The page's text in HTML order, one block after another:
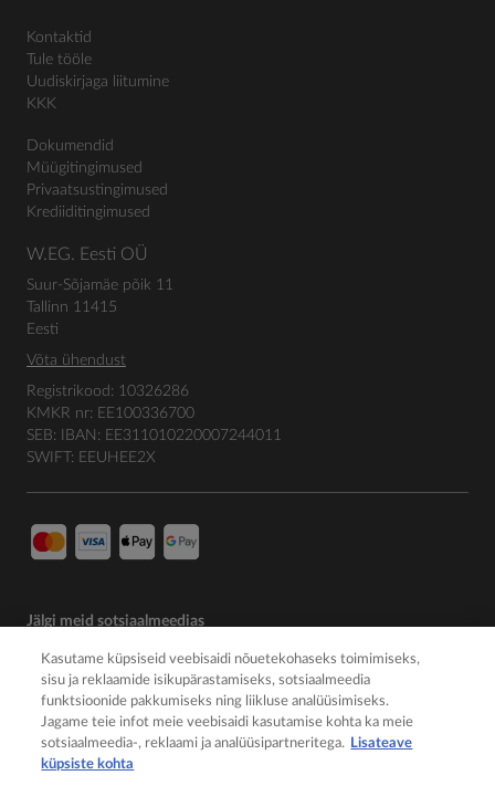
Kontaktid
Tule tööle
Uudiskirjaga liitumine
KKK
Dokumendid
Müügitingimused
Privaatsustingimused
Krediiditingimused
W.EG. Eesti OÜ
Suur-Sõjamäe põik 11
Tallinn 11415
Eesti
Võta ühendust
Registrikood: 10326286
KMKR nr: EE100336700
SEB: IBAN: EE311010220007244011
SWIFT: EEUHEE2X
Jälgi meid sotsiaalmeedias
Kasutame küpsiseid veebisaidi nõuetekohaseks toimimiseks,
sisu ja reklaamide isikupärastamiseks, sotsiaalmeedia
funktsioonide pakkumiseks ning liikluse analüüsimiseks.
Jagame teie infot meie veebisaidi kasutamise kohta ka meie
sotsiaalmeedia-, reklaami ja analüüsipartneritega. Lisateave
küpsiste kohta